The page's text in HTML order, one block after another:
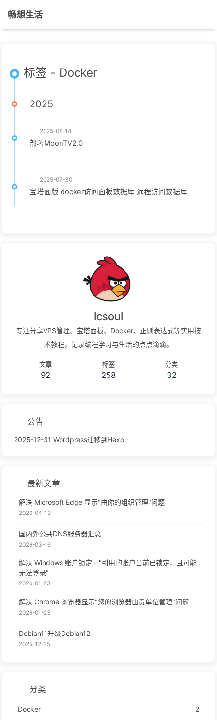
畅想生活
标签 - Docker
2025
2025-08-14
部署MoonTV2.0
2025-07-30
宝塔面版 docker访问面板数据库 远程访问数据库
lcsoul
专注分享VPS管理、宝塔面板、Docker、正则表达式等实用技
术教程，记录编程学习与生活的点点滴滴。
文章
92
标签
258
分类
32
公告
2025-12-31 Wordpress迁移到Hexo
最新文章
解决 Microsoft Edge 显示"由你的组织管理"问题
2026-04-13
国内外公共DNS服务器汇总
2026-03-16
解决 Windows 账户锁定 - "引用的账户当前已锁定，且可能
无法登录"
2026-01-23
解决 Chrome 浏览器显示"您的浏览器由贵单位管理"问题
2026-01-23
Debian11升级Debian12
2025-12-25
分类
Docker 2